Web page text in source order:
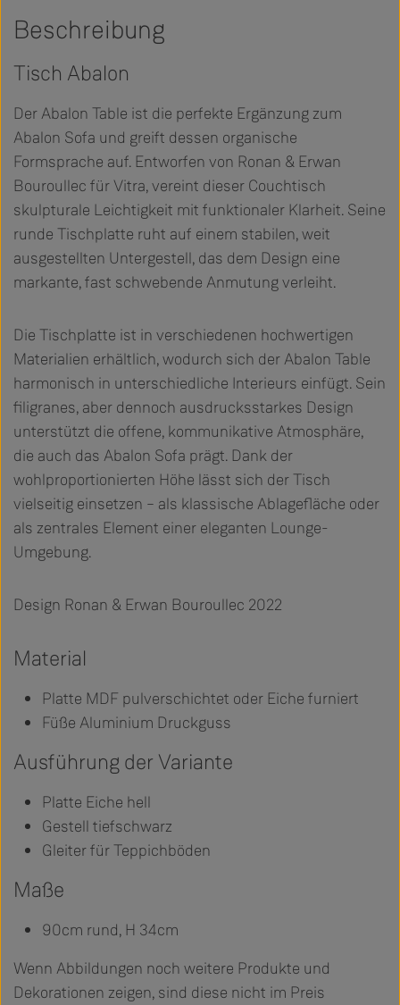
Beschreibung
Tisch Abalon
Der Abalon Table ist die perfekte Ergänzung zum
Abalon Sofa und greift dessen organische
Formsprache auf. Entworfen von Ronan & Erwan
Bouroullec für Vitra, vereint dieser Couchtisch
skulpturale Leichtigkeit mit funktionaler Klarheit. Seine
runde Tischplatte ruht auf einem stabilen, weit
ausgestellten Untergestell, das dem Design eine
markante, fast schwebende Anmutung verleiht.
Die Tischplatte ist in verschiedenen hochwertigen
Materialien erhältlich, wodurch sich der Abalon Table
harmonisch in unterschiedliche Interieurs einfügt. Sein
filigranes, aber dennoch ausdrucksstarkes Design
unterstützt die offene, kommunikative Atmosphäre,
die auch das Abalon Sofa prägt. Dank der
wohlproportionierten Höhe lässt sich der Tisch
vielseitig einsetzen – als klassische Ablagefläche oder
als zentrales Element einer eleganten Lounge-
Umgebung.
Design Ronan & Erwan Bouroullec 2022
Material
Platte MDF pulverschichtet oder Eiche furniert
Füße Aluminium Druckguss
Ausführung der Variante
Platte Eiche hell
Gestell tiefschwarz
Gleiter für Teppichböden
Maße
90cm rund, H 34cm
Wenn Abbildungen noch weitere Produkte und
Dekorationen zeigen, sind diese nicht im Preis